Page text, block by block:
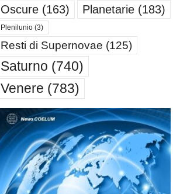
Oscure(163) Planetarie(183)
Plenilunio(3)
Resti di Supernovae (125)
Saturno (740)
Venere (783)